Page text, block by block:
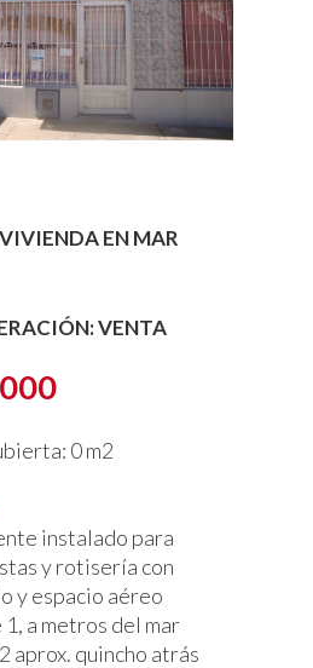
EN MAR
VENTA
0 m2
instalado para
y rotisería con
y espacio aéreo
a metros del mar
aprox. quincho atrás